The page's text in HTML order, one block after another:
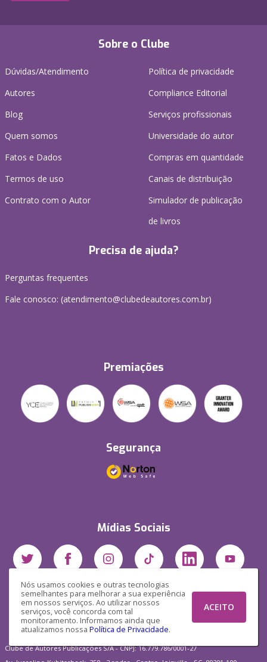
Nós usamos cookies e outras tecnologias
semelhantes para melhorar a sua experiência
em nossos serviços. Ao utilizar nossos
serviços, você concorda com tal
monitoramento. Informamos ainda que
atualizamos nossa Política de Privacidade.
ACEITO
Sobre o Clube
Dúvidas/Atendimento
Autores
Blog
Quem somos
Fatos e Dados
Termos de uso
Contrato com o Autor
Política de privacidade
Compliance Editorial
Serviços profissionais
Universidade do autor
Compras em quantidade
Canais de distribuição
Simulador de publicação
de livros
Precisa de ajuda?
Perguntas frequentes
Fale conosco: (atendimento@clubedeautores.com.br)
Premiações
Segurança
Mídias Sociais
Clube de Autores Publicações S/A - CNPJ: 16.779.786/0001-27